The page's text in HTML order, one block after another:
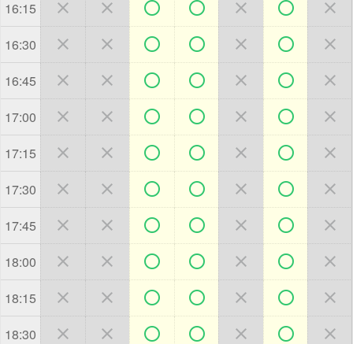
16:15       
16:30       
16:45       
17:00       
17:15       
17:30       
17:45       
18:00       
18:15       
18:30       